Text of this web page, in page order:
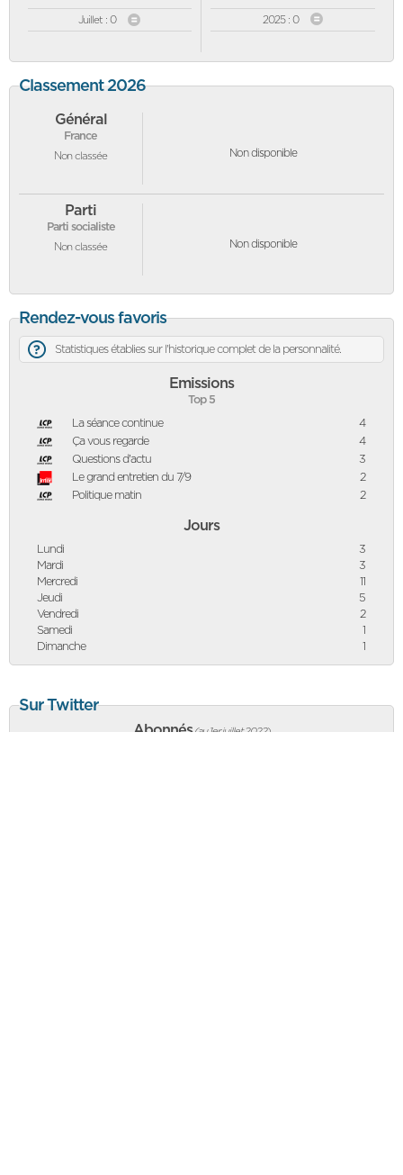
Juillet : 0 2025 : 0
Classement 2026
Général
France
Non classée Non disponible
Parti
Parti socialiste
Non classée Non disponible
Rendez-vous favoris
Statistiques établies sur l'historique complet de la personnalité.
Emissions
Top 5
La séance continue
4
Ça vous regarde
4
Questions d'actu
3
Le grand entretien du 7/9
2
Politique matin
2
Jours
Lundi
3
Mardi
3
Mercredi
11
Jeudi
5
Vendredi
2
Samedi
1
Dimanche
1
Sur Twitter
Abonnés (au 1er juillet 2022)